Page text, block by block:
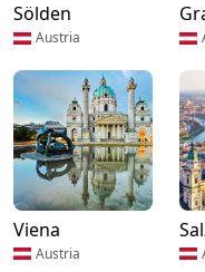
Sölden
Austria
Viena
Austria